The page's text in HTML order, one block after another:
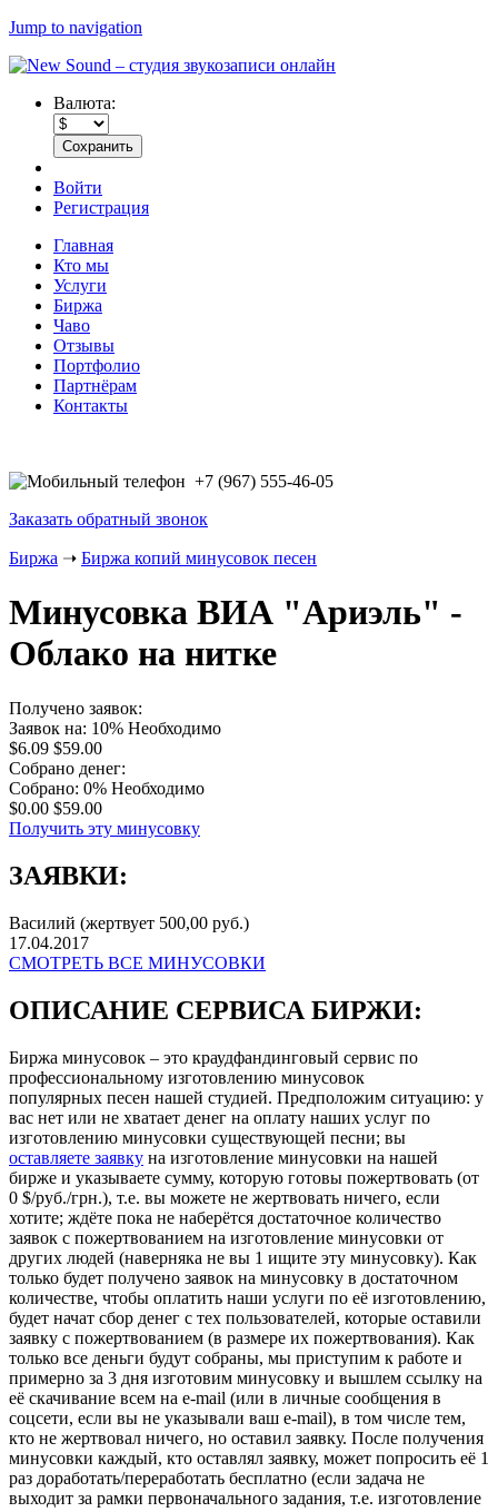
Jump to navigation
Валюта:
Войти
Регистрация
Главная
Кто мы
Услуги
Биржа
Чаво
Отзывы
Портфолио
Партнёрам
Контакты
+7 (967) 555-46-05
Заказать обратный звонок
Биржа ➝ Биржа копий минусовок песен
Минусовка ВИА "Ариэль" -
Облако на нитке
Получено заявок:
Заявок на: 10% Необходимо
$6.09 $59.00
Собрано денег:
Собрано: 0% Необходимо
$0.00 $59.00
Получить эту минусовку
ЗАЯВКИ:
Василий (жертвует 500,00 руб.)
17.04.2017
СМОТРЕТЬ ВСЕ МИНУСОВКИ
ОПИСАНИЕ СЕРВИСА БИРЖИ:
Биржа минусовок – это краудфандинговый сервис по
профессиональному изготовлению минусовок
популярных песен нашей студией. Предположим ситуацию: у
вас нет или не хватает денег на оплату наших услуг по
изготовлению минусовки существующей песни; вы
оставляете заявку на изготовление минусовки на нашей
бирже и указываете сумму, которую готовы пожертвовать (от
0 $/руб./грн.), т.е. вы можете не жертвовать ничего, если
хотите; ждёте пока не наберётся достаточное количество
заявок с пожертвованием на изготовление минусовки от
других людей (наверняка не вы 1 ищите эту минусовку). Как
только будет получено заявок на минусовку в достаточном
количестве, чтобы оплатить наши услуги по её изготовлению,
будет начат сбор денег с тех пользователей, которые оставили
заявку с пожертвованием (в размере их пожертвования). Как
только все деньги будут собраны, мы приступим к работе и
примерно за 3 дня изготовим минусовку и вышлем ссылку на
её скачивание всем на e-mail (или в личные сообщения в
соцсети, если вы не указывали ваш e-mail), в том числе тем,
кто не жертвовал ничего, но оставил заявку. После получения
минусовки каждый, кто оставлял заявку, может попросить её 1
раз доработать/переработать бесплатно (если задача не
выходит за рамки первоначального задания, т.е. изготовление